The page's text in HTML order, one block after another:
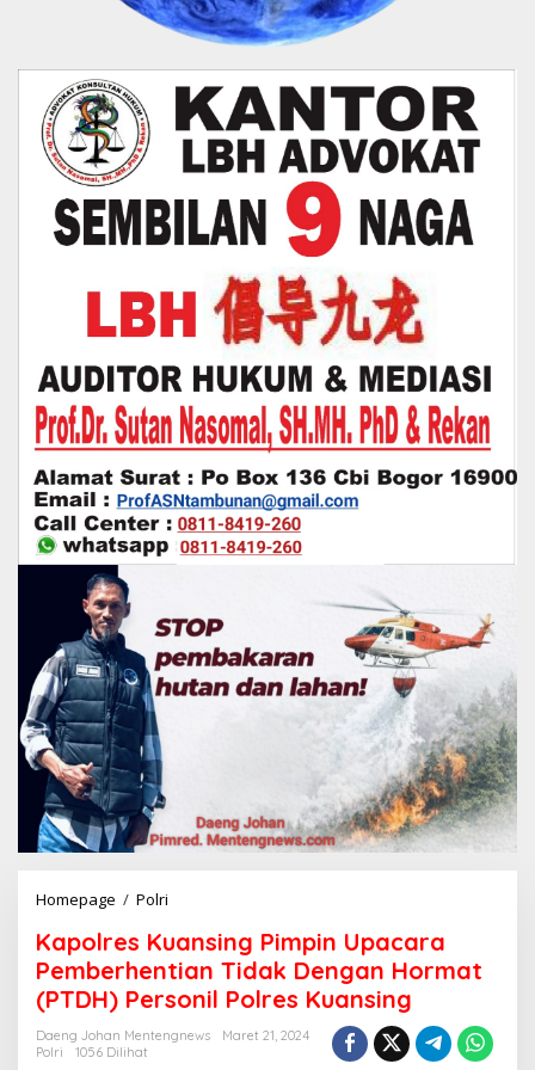
Homepage / Polri
p
o
l
r
e
s
Kapolres Kuansing Pimpin Upacara
Pemberhentian Tidak Dengan Hormat
(PTDH) Personil Polres Kuansing
Daeng Johan Mentengnews
Maret 21, 2024
Polri
1056 Dilihat